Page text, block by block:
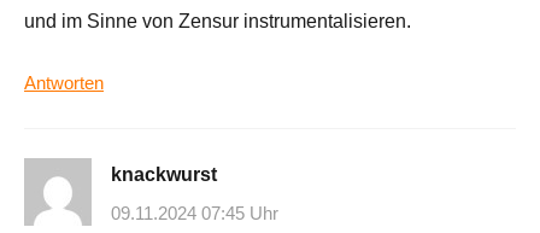
und im Sinne von Zensur instrumentalisieren.
Antworten
knackwurst
09.11.2024 07:45 Uhr